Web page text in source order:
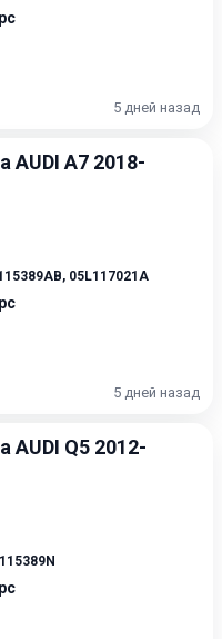
5 дней назад
AUDI A7 2018-
, 05L117021A
5 дней назад
AUDI Q5 2012-